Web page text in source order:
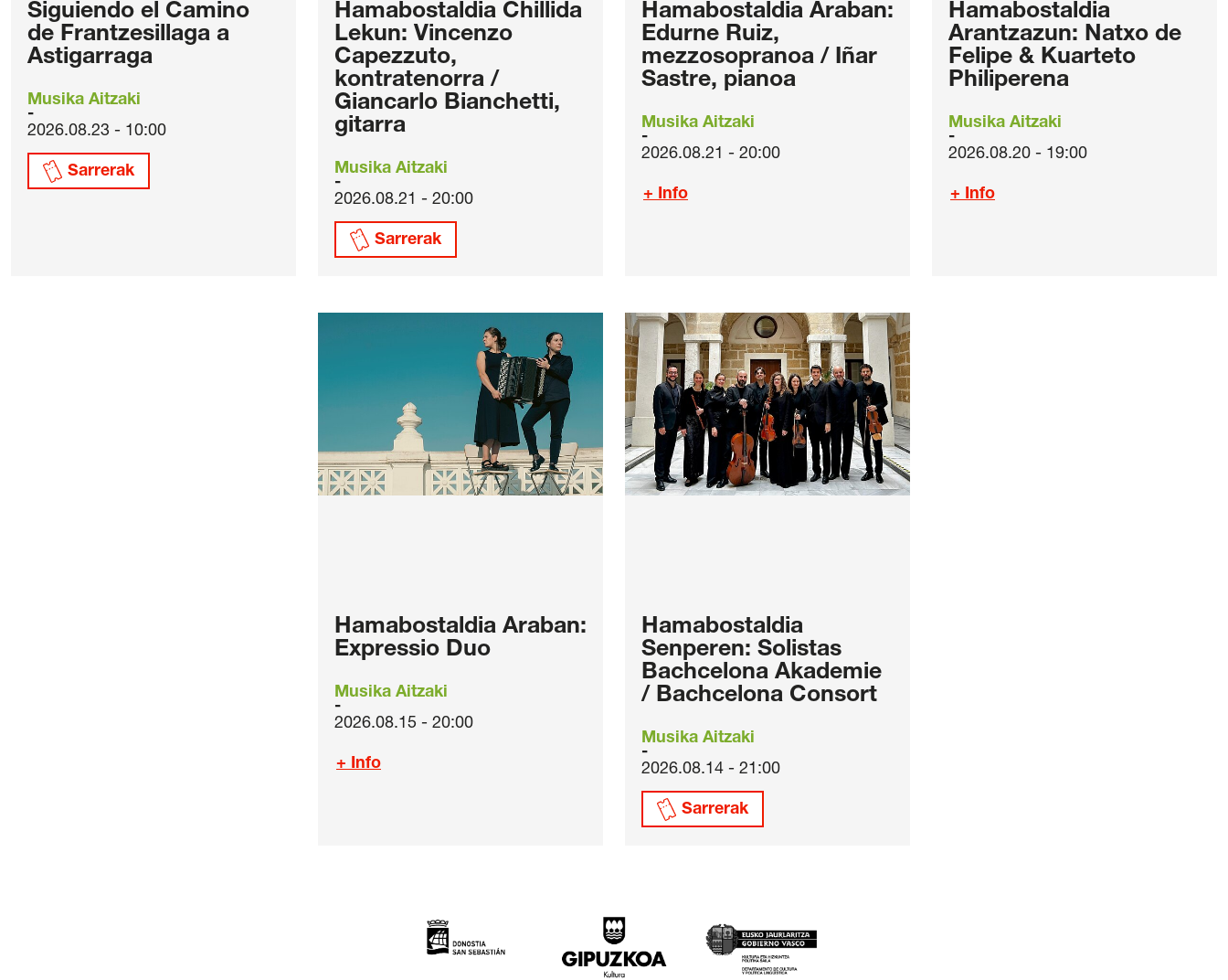
Siguiendo el Camino
de Frantzesillaga a
Astigarraga
Musika Aitzaki
2026.08.23 - 10:00
Sarrerak
Hamabostaldia Chillida
Lekun: Vincenzo
Capezzuto,
kontratenorra /
Giancarlo Bianchetti,
gitarra
Musika Aitzaki
2026.08.21 - 20:00
Sarrerak
Hamabostaldia Araban:
Edurne Ruiz,
mezzosopranoa / Iñar
Sastre, pianoa
Musika Aitzaki
2026.08.21 - 20:00
+ Info
Hamabostaldia
Arantzazun: Natxo de
Felipe & Kuarteto
Philiperena
Musika Aitzaki
2026.08.20 - 19:00
+ Info
Hamabostaldia Araban:
Expressio Duo
Musika Aitzaki
2026.08.15 - 20:00
+ Info
Hamabostaldia
Senperen: Solistas
Bachcelona Akademie
/ Bachcelona Consort
Musika Aitzaki
2026.08.14 - 21:00
Sarrerak